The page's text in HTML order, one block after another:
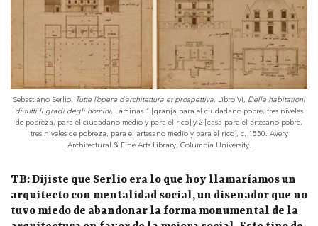
Sebastiano Serlio, Tutte l’opere d’architettura et prospettiva, Libro VI, Delle habitationi
di tutti li gradi degli homini, Láminas 1 [granja para el ciudadano pobre, tres niveles
de pobreza, para el ciudadano medio y para el rico] y 2 [casa para el artesano pobre,
tres niveles de pobreza, para el artesano medio y para el rico], c. 1550. Avery
Architectural & Fine Arts Library, Columbia University.
TB: Dijiste que Serlio era lo que hoy llamaríamos un
arquitecto con mentalidad social, un diseñador que no
tuvo miedo de abandonar la forma monumental de la